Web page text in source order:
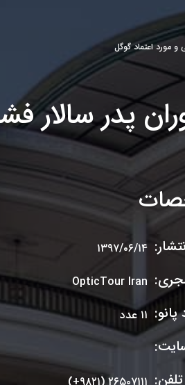
و مورد اعتماد گوگل
پدر سالار
۱۳۹۷/۰۶/۱۴
OpticTour Iran
پانو: ۱۱ عدد
تلفن: